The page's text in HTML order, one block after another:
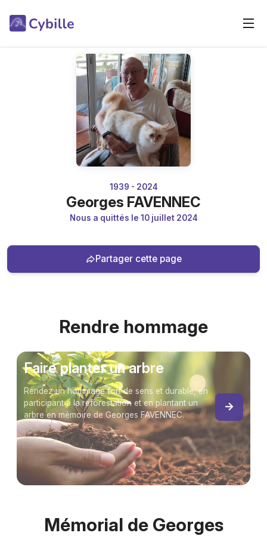
1939 - 2024
Georges FAVENNEC
Nous a quittés le 10 juillet 2024
Partager cette page
Rendre hommage
Faire planter un arbre
Rendez un hommage fort de sens et durable, en
participant à la reforestation et en plantant un
arbre en mémoire de Georges FAVENNEC.
Mémorial de Georges